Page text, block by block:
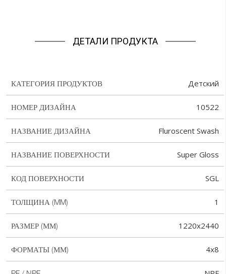
ДЕТАЛИ ПРОДУКТА
КАТЕГОРИЯ ПРОДУКТОВ Детский
НОМЕР ДИЗАЙНА 10522
НАЗВАНИЕ ДИЗАЙНА Fluroscent Swash
НАЗВАНИЕ ПОВЕРХНОСТИ Super Gloss
КОД ПОВЕРХНОСТИ SGL
ТОЛЩИНА (MM) 1
РАЗМЕР (ММ) 1220x2440
ФОРМАТЫ (ММ) 4x8